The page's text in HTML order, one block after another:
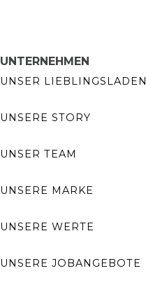
UNTERNEHMEN
UNSER LIEBLINGSLADEN
UNSERE STORY
UNSER TEAM
UNSERE MARKE
UNSERE WERTE
UNSERE JOBANGEBOTE